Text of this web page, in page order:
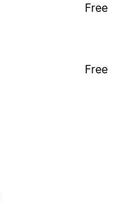
Free
Free